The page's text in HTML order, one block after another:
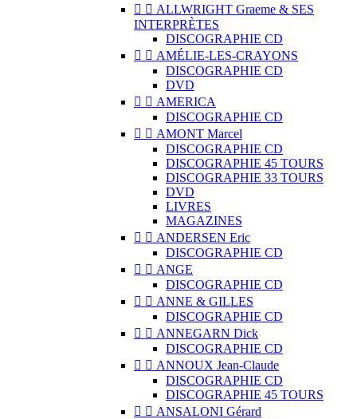
  ALLWRIGHT Graeme & SES
INTERPRÈTES
DISCOGRAPHIE CD
  AMÉLIE-LES-CRAYONS
DISCOGRAPHIE CD
DVD
  AMERICA
DISCOGRAPHIE CD
  AMONT Marcel
DISCOGRAPHIE CD
DISCOGRAPHIE 45 TOURS
DISCOGRAPHIE 33 TOURS
DVD
LIVRES
MAGAZINES
  ANDERSEN Eric
DISCOGRAPHIE CD
  ANGE
DISCOGRAPHIE CD
  ANNE & GILLES
DISCOGRAPHIE CD
  ANNEGARN Dick
DISCOGRAPHIE CD
  ANNOUX Jean-Claude
DISCOGRAPHIE CD
DISCOGRAPHIE 45 TOURS
  ANSALONI Gérard